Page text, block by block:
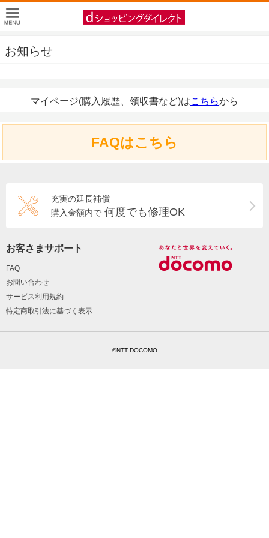
お知らせ
マイページ(購入履歴、領収書など)はこちらから
FAQはこちら
充実の延長補償
購入金額内で 何度でも修理OK
お客さまサポート
FAQ
お問い合わせ
サービス利用規約
特定商取引法に基づく表示
©NTT DOCOMO